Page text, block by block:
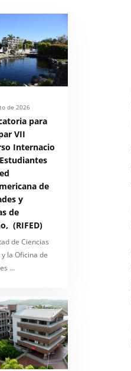
de 2026
para
VII
Internacio
de
y
de
(RIFED)
de Ciencias
y la Oficina de
…